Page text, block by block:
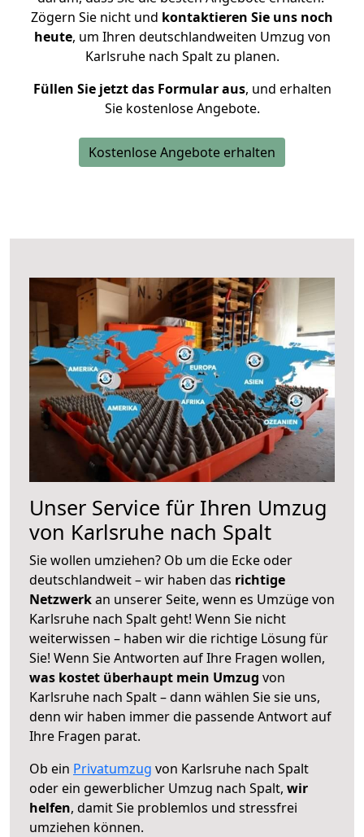
Zögern Sie nicht und kontaktieren Sie uns noch
heute, um Ihren deutschlandweiten Umzug von
Karlsruhe nach Spalt zu planen.
Füllen Sie jetzt das Formular aus, und erhalten
Sie kostenlose Angebote.
Kostenlose Angebote erhalten
Unser Service für Ihren Umzug
von Karlsruhe nach Spalt
Sie wollen umziehen? Ob um die Ecke oder
deutschlandweit – wir haben das richtige
Netzwerkan unserer Seite, wenn es Umzüge von
Karlsruhe nach Spalt geht! Wenn Sie nicht
weiterwissen – haben wir die richtige Lösung für
Sie! Wenn Sie Antworten auf Ihre Fragen wollen,
was kostet überhaupt mein Umzug von
Karlsruhe nach Spalt – dann wählen Sie sie uns,
denn wir haben immer die passende Antwort auf
Ihre Fragen parat.
Ob ein Privatumzug von Karlsruhe nach Spalt
oder ein gewerblicher Umzug nach Spalt, wir
helfen, damit Sie problemlos und stressfrei
umziehen können.